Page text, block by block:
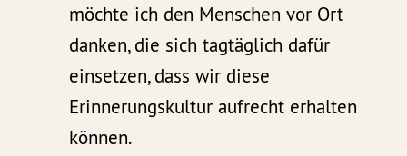
möchte ich den Menschen vor Ort
danken, die sich tagtäglich dafür
einsetzen, dass wir diese
Erinnerungskultur aufrecht erhalten
können.